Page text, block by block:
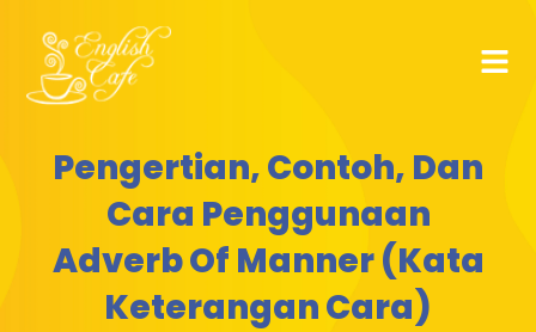
Pengertian, Contoh, Dan
Cara Penggunaan
Adverb Of Manner (Kata
Keterangan Cara)